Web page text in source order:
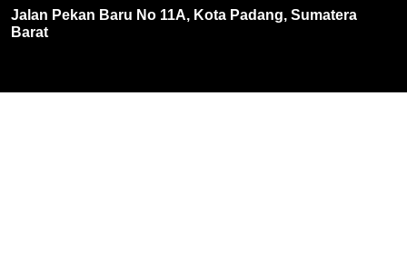
Jalan Pekan Baru No 11A, Kota Padang, Sumatera
Barat